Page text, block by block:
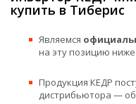
купить в Тиберис
Являемся
на эту позицию
Продукция КЕДР
дистрибьютора —